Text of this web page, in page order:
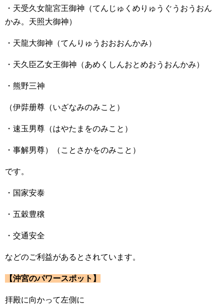
・天受久女龍宮王御神（てんじゅくめりゅうぐうおうおん
かみ。天照大御神）
・天龍大御神（てんりゅうおおおんかみ）
・天久臣乙女王御神（あめくしんおとめおうおんかみ）
・熊野三神
（伊弉册尊（いざなみのみこと）
・速玉男尊（はやたまをのみこと）
・事解男尊）（ことさかをのみこと）
です。
・国家安泰
・五穀豊穣
・交通安全
などのご利益があるとされています。
【沖宮のパワースポット】
拝殿に向かって左側に